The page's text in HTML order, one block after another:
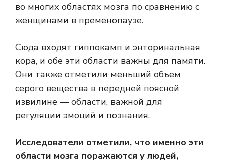
во многих областях мозга по сравнению с
женщинами в пременопаузе.
Сюда входят гиппокамп и энторинальная
кора, и обе эти области важны для памяти.
Они также отметили меньший объем
серого вещества в передней поясной
извилине — области, важной для
регуляции эмоций и познания.
Исследователи отметили, что именно эти
области мозга поражаются у людей,